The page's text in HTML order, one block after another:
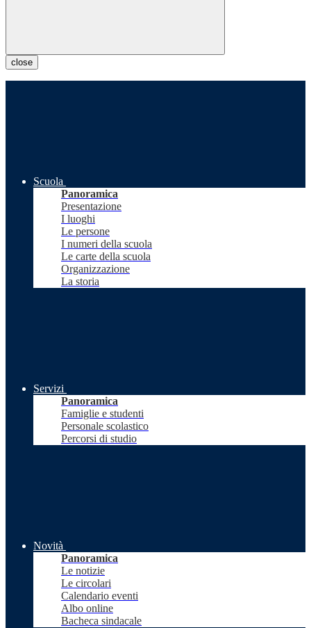
close
Scuola
Panoramica
Presentazione
I luoghi
Le persone
I numeri della scuola
Le carte della scuola
Organizzazione
La storia
Servizi
Panoramica
Famiglie e studenti
Personale scolastico
Percorsi di studio
Novità
Panoramica
Le notizie
Le circolari
Calendario eventi
Albo online
Bacheca sindacale